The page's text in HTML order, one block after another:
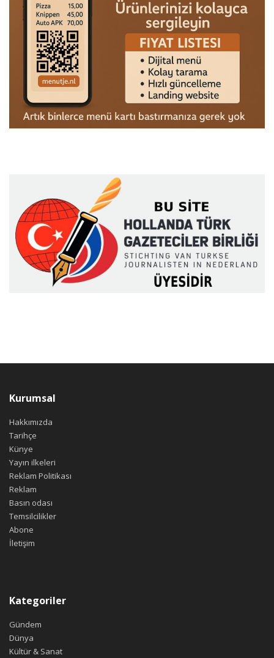
Kurumsal
Hakkımızda
Tarihçe
Künye
Yayın ilkeleri
Reklam Politikası
Reklam
Basın odası
Temsilcilikler
Abone
İletişim
Kategoriler
Gündem
Dünya
Kültür & Sanat